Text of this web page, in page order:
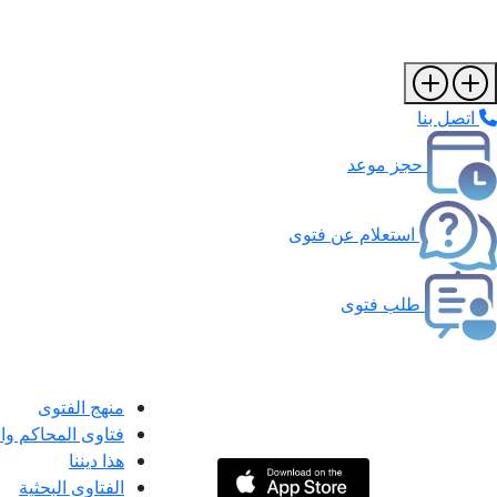
اتصل بنا
حجز موعد
استعلام عن فتوى
طلب فتوى
منهج الفتوى
فتاوى المحاكم
هذا ديننا
الفتاوى البحثية